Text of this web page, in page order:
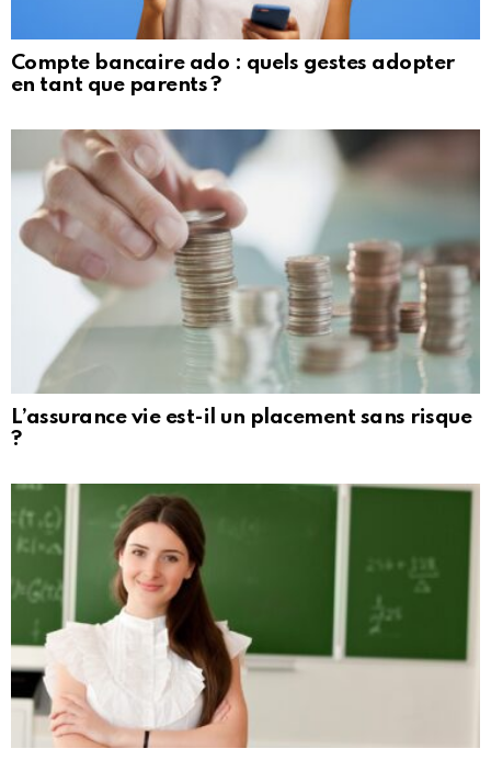
Compte bancaire ado : quels gestes adopter
en tant que parents ?
L’assurance vie est-il un placement sans risque
?